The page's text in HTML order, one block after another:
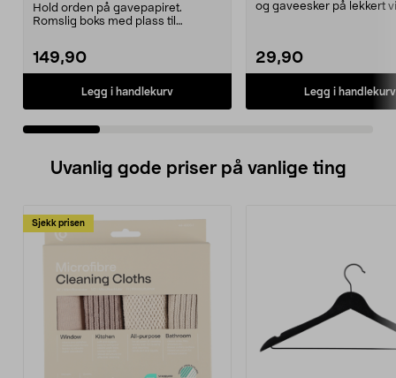
Hold orden på gavepapiret.
Romslig boks med plass til
149,90
Legg i handlekurv
og gaveesker på lekkert
29,90
Legg i handlekurv
Uvanlig gode priser på vanlige ting
Sjekk prisen